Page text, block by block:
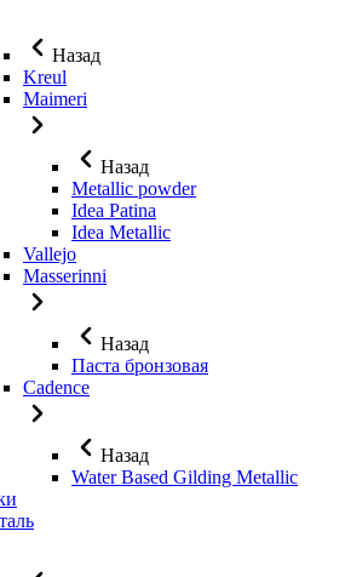
Назад
Kreul
Maimeri
Назад
Metallic powder
Idea Patina
Idea Metallic
Vallejo
Masserinni
Назад
Паста бронзовая
Cadence
Назад
Water Based Gilding Metallic